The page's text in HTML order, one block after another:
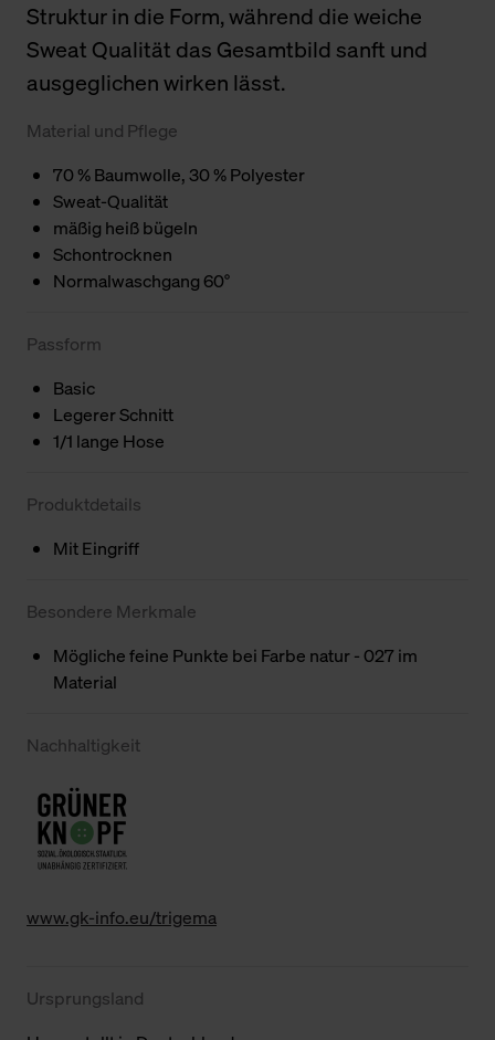
Struktur in die Form, während die weiche
Sweat Qualität das Gesamtbild sanft und
ausgeglichen wirken lässt.
Material und Pflege
70 % Baumwolle, 30 % Polyester
Sweat-Qualität
mäßig heiß bügeln
Schontrocknen
Normalwaschgang 60°
Passform
Basic
Legerer Schnitt
1/1 lange Hose
Produktdetails
Mit Eingriff
Besondere Merkmale
Mögliche feine Punkte bei Farbe natur - 027 im
Material
Nachhaltigkeit
www.gk-info.eu/trigema
Ursprungsland